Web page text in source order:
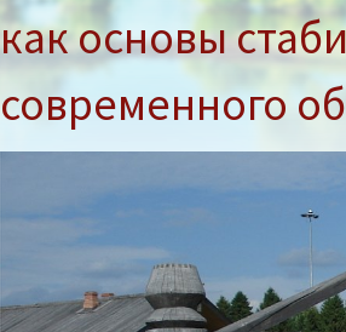
как основы
современного